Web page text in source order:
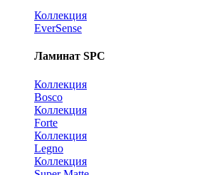
Коллекция
EverSense
Ламинат SPC
Коллекция
Bosco
Коллекция
Forte
Коллекция
Legno
Коллекция